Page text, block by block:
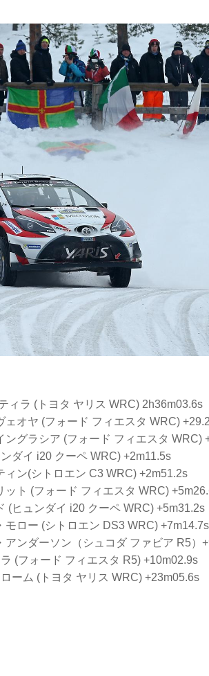
ィラ (トヨタ ヤリス WRC) 2h36m03.6s
オヤ (フォード フィエスタ WRC)
グラシア (フォード フィエスタ WRC)
ダイ i20 クーペ WRC) +2m11.5s
ン(シトロエン C3 WRC) +2m51.2s
ト (フォード フィエスタ WRC)
(ヒュンダイ i20 クーペ WRC) +5m31.2s
ロー (シトロエン DS3 WRC) +7m14.7s
ンダーソン（シュコダ ファビア R5）
(フォード フィエスタ R5) +10m02.9s
ーム (トヨタ ヤリス WRC) +23m05.6s